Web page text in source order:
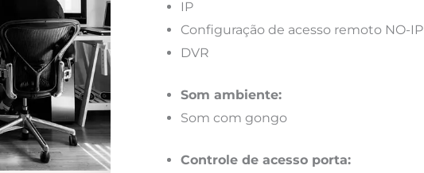
IP
Configuração de acesso remoto NO-IP
DVR
Som ambiente:
Som com gongo
Controle de acesso porta: